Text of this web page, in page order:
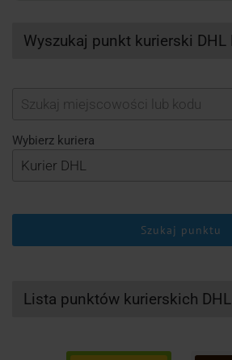
Wyszukaj punkt kurierski DHL
Wybierz kuriera
Szukaj punktu
Lista punktów kurierskich